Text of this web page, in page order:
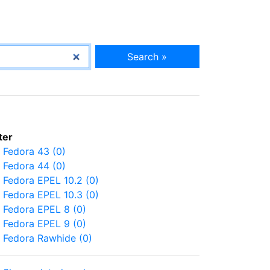
Search »
Fedora 43 (0)
Fedora 44 (0)
Fedora EPEL 10.2 (0)
Fedora EPEL 10.3 (0)
Fedora EPEL 8 (0)
Fedora EPEL 9 (0)
Fedora Rawhide (0)